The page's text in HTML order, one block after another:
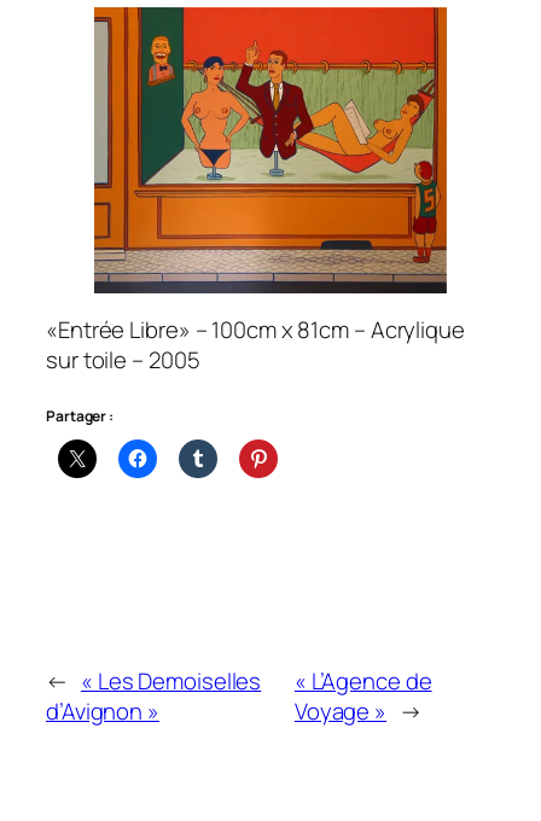
«Entrée Libre» – 100cm x 81cm – Acrylique
sur toile – 2005
Partager :
← « Les Demoiselles
d’Avignon »
« L’Agence de
Voyage » →